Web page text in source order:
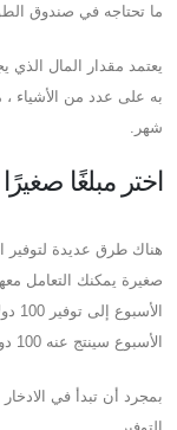
ما تحتاجه في صندوق
يعتمد مقدار المال
به على عدد من الأشياء ،
شهر.
اختر مبلغًا
هناك طرق عديدة لتوفير
الأسبوع سينتج عنه 100 دولار في 10 أسابيع.
بمجرد أن تبدأ في